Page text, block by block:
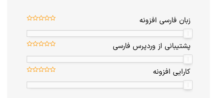
زبان فارسی افزونه
پشتیبانی از وردپرس فارسی
کارایی افزونه